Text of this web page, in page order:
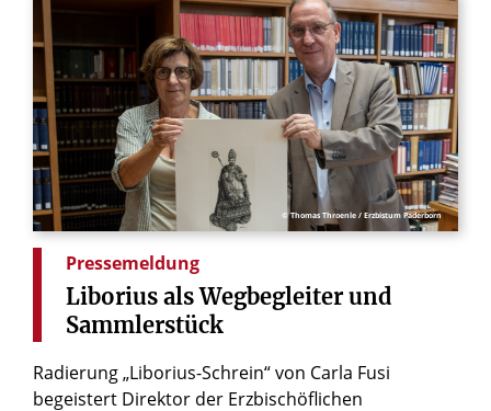
© Thomas Throenle / Erzbistum Paderborn
Pressemeldung
Liborius als Wegbegleiter und
Sammlerstück
Radierung „Liborius-Schrein“ von Carla Fusi
begeistert Direktor der Erzbischöflichen